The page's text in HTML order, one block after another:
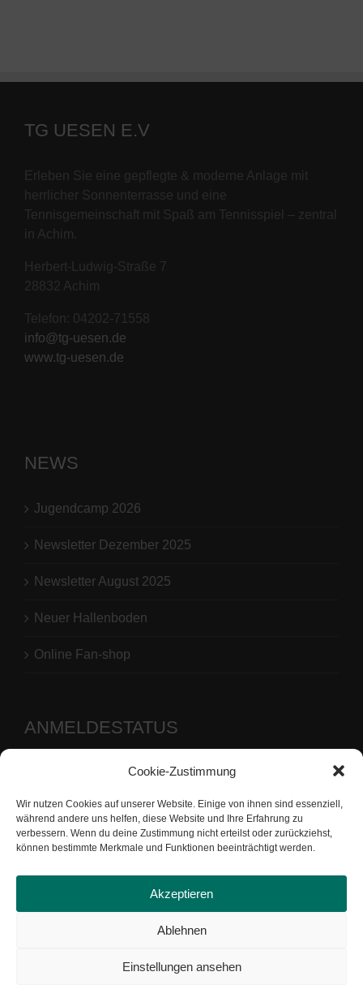
Cookie-Zustimmung
Wir nutzen Cookies auf unserer Website. Einige von ihnen sind essenziell,
während andere uns helfen, diese Website und Ihre Erfahrung zu
verbessern. Wenn du deine Zustimmung nicht erteilst oder zurückziehst,
können bestimmte Merkmale und Funktionen beeinträchtigt werden.
Akzeptieren
Ablehnen
Einstellungen ansehen
TG UESEN E.V
Erleben Sie eine gepflegte & moderne Anlage mit
herrlicher Sonnenterrasse und eine
Tennisgemeinschaft mit Spaß am Tennisspiel – zentral
in Achim.
Herbert-Ludwig-Straße 7
28832 Achim
Telefon: 04202-71558
info@tg-uesen.de
www.tg-uesen.de
NEWS
Jugendcamp 2026
Newsletter Dezember 2025
Newsletter August 2025
Neuer Hallenboden
Online Fan-shop
ANMELDESTATUS
Benutzername oder E-Mail-Adresse
Passwort